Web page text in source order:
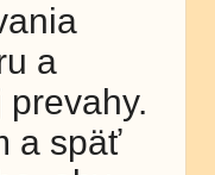
a
a späť